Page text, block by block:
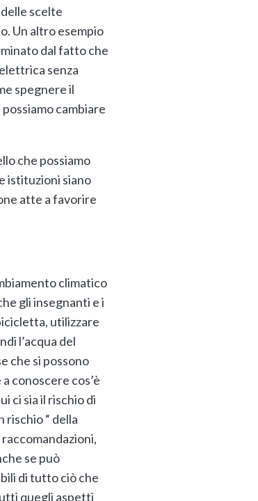
scelte
Un altro esempio
dal fatto che
senza
spegnere il
cambiare
che possiamo
istituzioni siano
atte a favorire
climatico
gli insegnanti e i
utilizzare
l’acqua del
che si possono
conoscere cos’è
ci sia il rischio di
“ della
se può
di tutto ciò che
quegli aspetti